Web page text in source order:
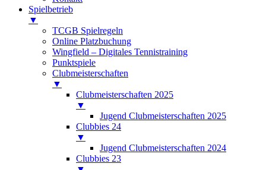
Spielbetrieb
▼
TCGB Spielregeln
Online Platzbuchung
Wingfield – Digitales Tennistraining
Punktspiele
Clubmeisterschaften
▼
Clubmeisterschaften 2025
▼
Jugend Clubmeisterschaften 2025
Clubbies 24
▼
Jugend Clubmeisterschaften 2024
Clubbies 23